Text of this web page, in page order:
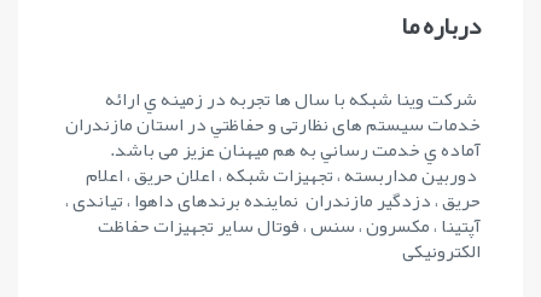
درباره ما
شرکت وينا شبکه با سال ها تجربه در زمينه ي ارائه
خدمات سیستم های نظارتی و حفاظتي در استان مازندران
آماده ي خدمت رساني به هم ميهنان عزيز می باشد.
دوربین مداربسته ، تجهیزات شبکه ، اعلان حریق ، اعلام
حریق ، دزدگیر مازندران نماینده برندهای داهوا ، تیاندی ،
آپتینا ، مکسرون ، سنس ، فوتال سایر تجهیزات حفاظت
الکترونیکی